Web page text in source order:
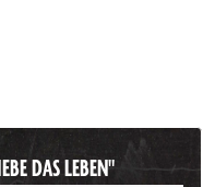
DAS LEBEN"